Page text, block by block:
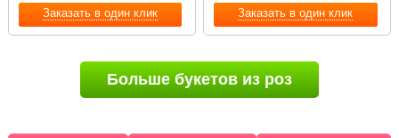
Заказать в один клик Заказать в один клик
Больше букетов из роз